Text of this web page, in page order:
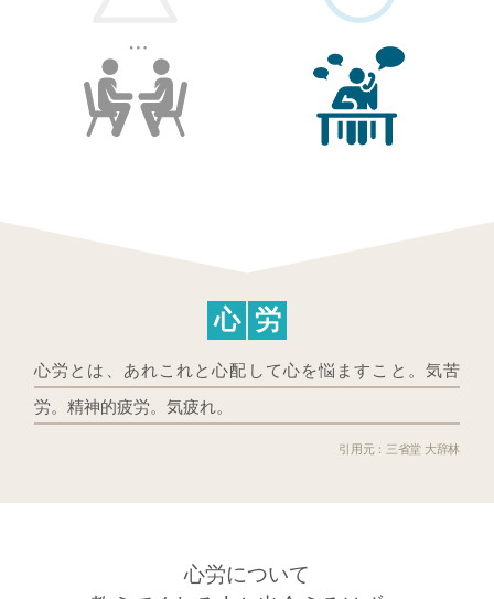
心 労
心労とは、あれこれと心配して心を悩ますこと。気苦
労。精神的疲労。気疲れ。
三省堂 大辞林
心労について